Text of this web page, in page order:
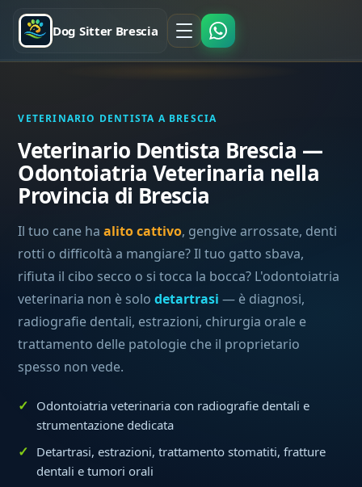
Dog Sitter Brescia
VETERINARIO DENTISTA A BRESCIA
Veterinario Dentista Brescia —
Odontoiatria Veterinaria nella
Provincia di Brescia
Il tuo cane haalito cattivo, gengive arrossate, denti
rotti o difficoltà a mangiare? Il tuo gatto sbava,
rifiuta il cibo secco o si tocca la bocca? L'odontoiatria
veterinaria non è solodetartrasi — è diagnosi,
radiografie dentali, estrazioni, chirurgia orale e
trattamento delle patologie che il proprietario
spesso non vede.
Odontoiatria veterinaria con radiografie dentali e
strumentazione dedicata
Detartrasi, estrazioni, trattamento stomatiti, fratture
dentali e tumori orali